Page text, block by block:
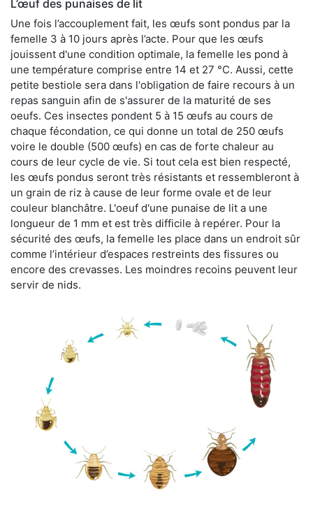
L’œuf des punaises de lit
Une fois l’accouplement fait, les œufs sont pondus par la
femelle 3 à 10 jours après l’acte. Pour que les œufs
jouissent d'une condition optimale, la femelle les pond à
une température comprise entre 14 et 27 °C. Aussi, cette
petite bestiole sera dans l'obligation de faire recours à un
repas sanguin afin de s'assurer de la maturité de ses
oeufs. Ces insectes pondent 5 à 15 œufs au cours de
chaque fécondation, ce qui donne un total de 250 œufs
voire le double (500 œufs) en cas de forte chaleur au
cours de leur cycle de vie. Si tout cela est bien respecté,
les œufs pondus seront très résistants et ressembleront à
un grain de riz à cause de leur forme ovale et de leur
couleur blanchâtre. L'oeuf d'une punaise de lit a une
longueur de 1 mm et est très difficile à repérer. Pour la
sécurité des œufs, la femelle les place dans un endroit sûr
comme l’intérieur d’espaces restreints des fissures ou
encore des crevasses. Les moindres recoins peuvent leur
servir de nids.